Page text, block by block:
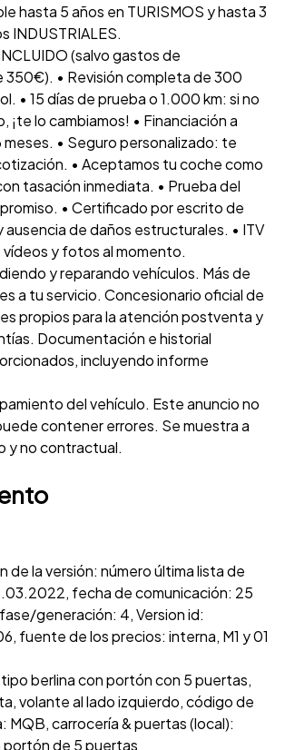
hasta 5 años en TURISMOS y hasta 3
INDUSTRIALES.
(salvo gastos de
350€). • Revisión completa de 300
• 15 días de prueba o 1.000 km: si no
¡te lo cambiamos! • Financiación a
meses. • Seguro personalizado: te
• Aceptamos tu coche como
tasación inmediata. • Prueba del
• Certificado por escrito de
ausencia de daños estructurales. • ITV
vídeos y fotos al momento.
y reparando vehículos. Más de
a tu servicio. Concesionario oficial de
propios para la atención postventa y
Documentación e historial
incluyendo informe
del vehículo. Este anuncio no
contener errores. Se muestra a
y no contractual.
de la versión: número última lista de
fecha de comunicación: 25
generación: 4, Version id:
fuente de los precios: interna, M1 y 01
berlina con portón con 5 puertas,
volante al lado izquierdo, código de
MQB, carrocería & puertas (local):
portón de 5 puertas